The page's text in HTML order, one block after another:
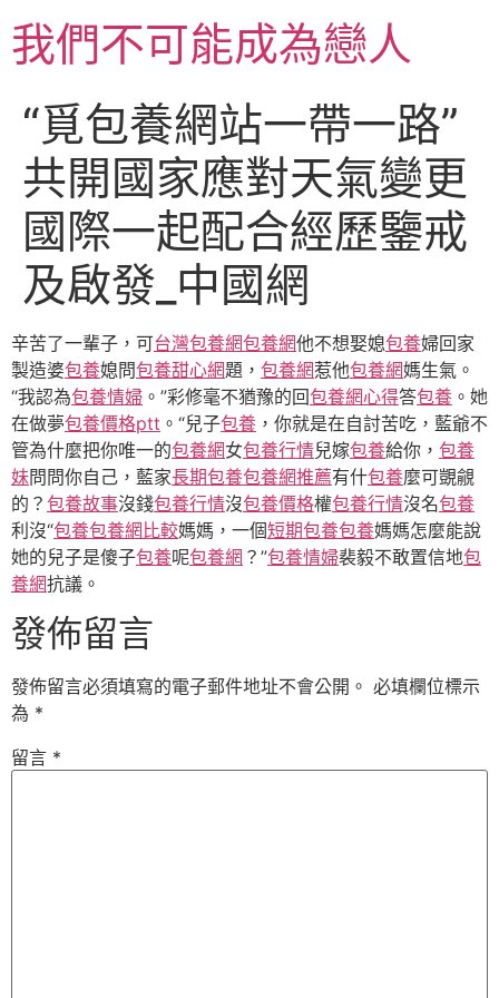
至
主我們不可能成為戀人
“覓包養網站一帶一路”
共開國家應對天氣變更
國際一起配合經歷鑒戒
及啟發_中國網
辛苦了一輩子，可台灣包養網包養網他不想娶媳包養婦回家
製造婆包養媳問包養甜心網題， 包養網惹他包養網媽生氣。
“我認為包養情婦 。”彩修毫不猶豫的回包養網心得答包養 。她
在做夢包養價格ptt 。“兒子包養 ，你就是在自討苦吃，藍爺不
管為什麼把你唯一的包養網女包養行情兒嫁包養給你， 包養
妹問問你自己，藍家長期包養包養網推薦有什包養麼可覬覦
的？ 包養故事沒錢包養行情沒包養價格權包養行情沒名包養
利沒“包養包養網比較媽媽，一個短期包養包養媽媽怎麼能說
她的兒子是傻子包養呢包養網 ？”包養情婦裴毅不敢置信地包
養網抗議。
發佈留言
發佈留言必須填寫的電子郵件地址不會公開。 必填欄位標示
為 *
留言 *